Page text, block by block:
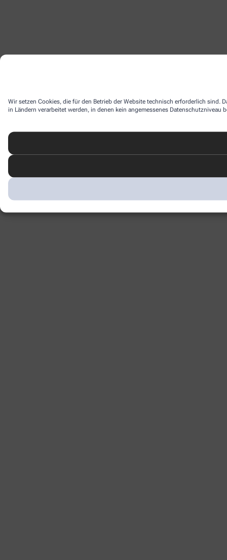
Wir setzen Cookies, die für den Betrieb der Website technisch erforderlich sind.
in Ländern verarbeitet werden, in denen kein angemessenes